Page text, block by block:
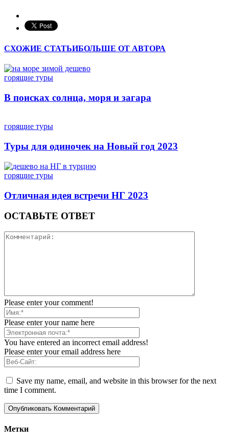
СХОЖИЕ СТАТЬИБОЛЬШЕ ОТ АВТОРА
горящие туры
В поисках солнца, моря и загара
горящие туры
Туры для одиночек на Новый год 2023
горящие туры
Отличная идея встречи НГ 2023
ОСТАВЬТЕ ОТВЕТ
Please enter your comment!
Please enter your name here
You have entered an incorrect email address!
Please enter your email address here
Save my name, email, and website in this browser for the next
time I comment.
Метки